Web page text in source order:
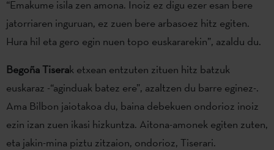
“Emakume isila zen amona. Inoiz ez digu ezer esan bere
jatorriaren inguruan, ez zuen bere arbasoez hitz egiten.
Hura hil eta gero egin nuen topo euskararekin”, azaldu du.
Begoña Tiserak etxean entzuten zituen hitz batzuk
euskaraz -“aginduak batez ere”, azaltzen du barre eginez-.
Ama Bilbon jaiotakoa du, baina debekuen ondorioz inoiz
ezin izan zuen ikasi hizkuntza. Aitona-amonek egiten zuten,
eta jakin-mina piztu zitzaion, ondorioz, Tiserari.